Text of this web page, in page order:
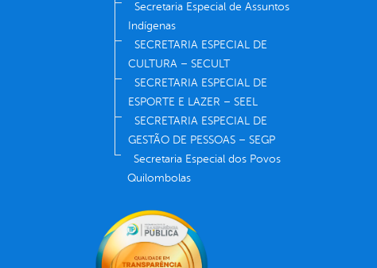
Secretaria Especial de Assuntos
Indígenas
SECRETARIA ESPECIAL DE
CULTURA – SECULT
SECRETARIA ESPECIAL DE
ESPORTE E LAZER – SEEL
SECRETARIA ESPECIAL DE
GESTÃO DE PESSOAS – SEGP
Secretaria Especial dos Povos
Quilombolas